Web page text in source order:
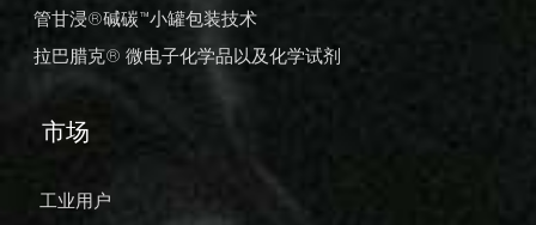
管甘浸®碱碳™小罐包装技术
拉巴腊克® 微电子化学品以及化学试剂
市场
工业用户